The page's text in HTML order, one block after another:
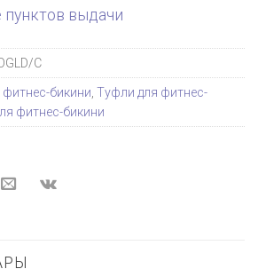
пунктов выдачи
C
фитнес-бикини Туфли для фитнес-
фитнес-бикини